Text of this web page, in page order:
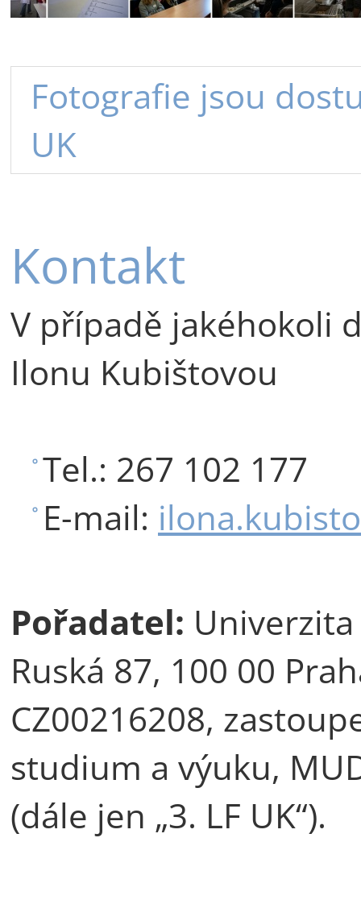
Fotografie jsou
UK
Kontakt
V případě jakéhokoli
Ilonu Kubištovou
Tel.: 267 102 177
E-mail:
Pořadatel:
Ruská 87, 100 00
CZ00216208,
studium a výuku,
(dále jen „3. LF UK“).